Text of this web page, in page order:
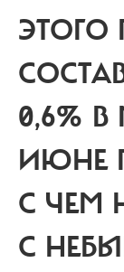
0,6% В
ИЮНЕ
С ЧЕМ
С